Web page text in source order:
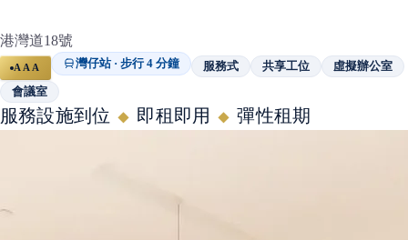
港灣道18號
AAA 灣仔站 · 步行 4 分鐘 服務式 共享工位 虛擬辦公室
會議室
服務設施到位 ◆ 即租即用 ◆ 彈性租期